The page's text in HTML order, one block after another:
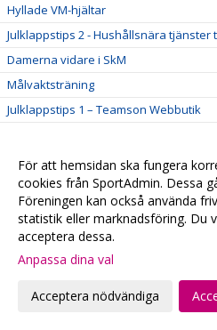
Hyllade VM-hjältar
Julklappstips 2 - Hushållsnära tjänster
Damerna vidare i SkM
Målvaktsträning
Julklappstips 1 – Teamson Webbutik
FRI ENTRÉ
Ta med kastarmen på lördag!
Musikhjälpen - Malmö FBCs
VI HAR EN VÄRLDSMÄSTARE
CECILIA DINARDO HISTORISK
VM-update
För att hemsidan ska fungera
cookies från SportAdmin. Dessa
Föreningen kan också använda
statistik eller marknadsföring. Du
acceptera dessa.
Anpassa dina val
Acceptera nödvändiga